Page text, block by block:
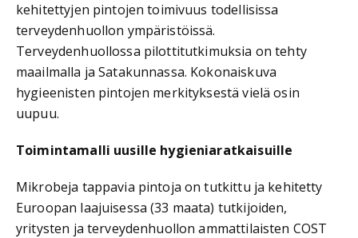
kehitettyjen pintojen toimivuus todellisissa
terveydenhuollon ympäristöissä.
Terveydenhuollossa pilottitutkimuksia on tehty
maailmalla ja Satakunnassa. Kokonaiskuva
hygieenisten pintojen merkityksestä vielä osin
uupuu.
Toimintamalli uusille hygieniaratkaisuille
Mikrobeja tappavia pintoja on tutkittu ja kehitetty
Euroopan laajuisessa (33 maata) tutkijoiden,
yritysten ja terveydenhuollon ammattilaisten COST